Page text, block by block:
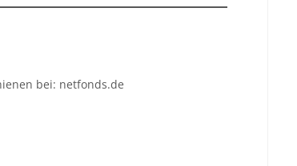
bei: netfonds.de